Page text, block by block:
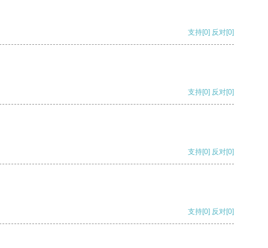
支持[0] 反对[0]
支持[0] 反对[0]
支持[0] 反对[0]
支持[0] 反对[0]